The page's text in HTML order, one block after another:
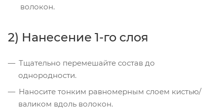
волокон.
2) Нанесение 1-го слоя
Тщательно перемешайте состав до
однородности.
Наносите тонким равномерным слоем кистью/
валиком вдоль волокон.